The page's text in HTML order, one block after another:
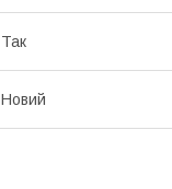
Так
Новий